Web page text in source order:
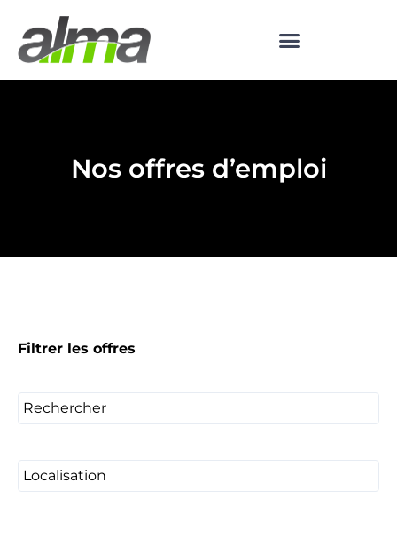
Nos offres d’emploi
Filtrer les offres